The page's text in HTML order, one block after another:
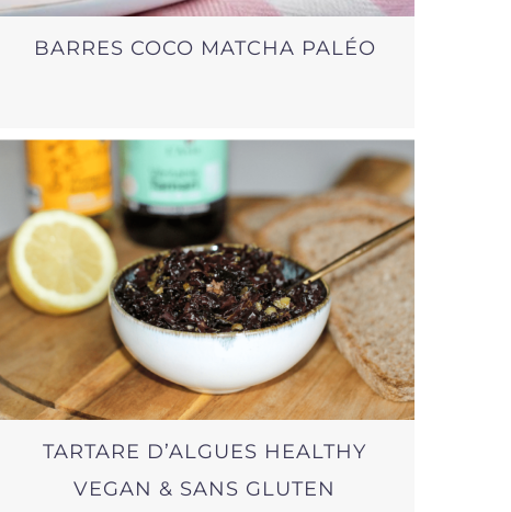
BARRES COCO MATCHA PALÉO
TARTARE D’ALGUES HEALTHY
VEGAN & SANS GLUTEN